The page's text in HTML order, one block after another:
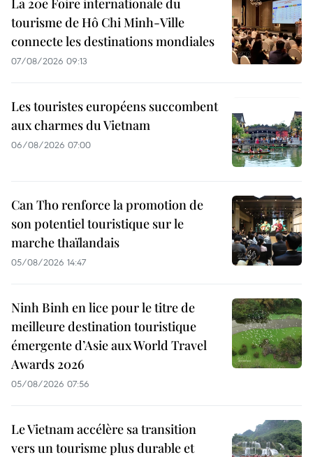
La 20e Foire internationale du
tourisme de Hô Chi Minh-Ville
connecte les destinations mondiales
07/08/2026 09:13
Les touristes européens succombent
aux charmes du Vietnam
06/08/2026 07:00
Can Tho renforce la promotion de
son potentiel touristique sur le
marche thaïlandais
05/08/2026 14:47
Ninh Binh en lice pour le titre de
meilleure destination touristique
émergente d’Asie aux World Travel
Awards 2026
05/08/2026 07:56
Le Vietnam accélère sa transition
vers un tourisme plus durable et